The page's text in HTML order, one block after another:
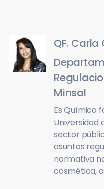
QF. Carla
Minsal
Es Químico
Universidad
sector
asuntos
normativa
cosmética,